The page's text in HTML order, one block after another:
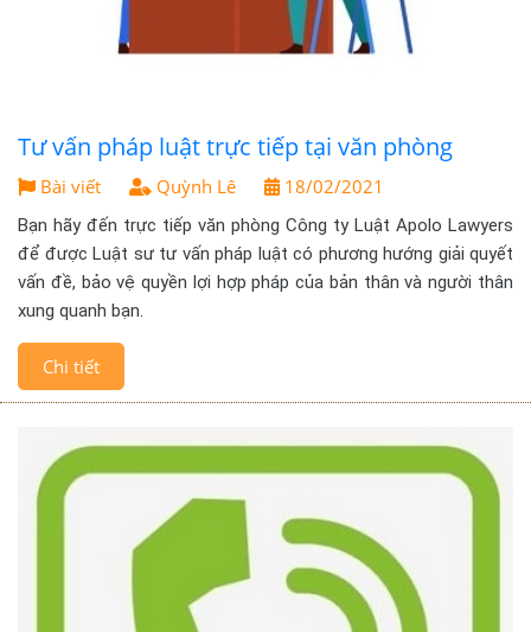
Tư vấn pháp luật trực tiếp tại văn phòng
Bài viết Quỳnh Lê 18/02/2021
Bạn hãy đến trực tiếp văn phòng Công ty Luật Apolo Lawyers
để được Luật sư tư vấn pháp luật có phương hướng giải quyết
vấn đề, bảo vệ quyền lợi hợp pháp của bản thân và người thân
xung quanh bạn.
Chi tiết